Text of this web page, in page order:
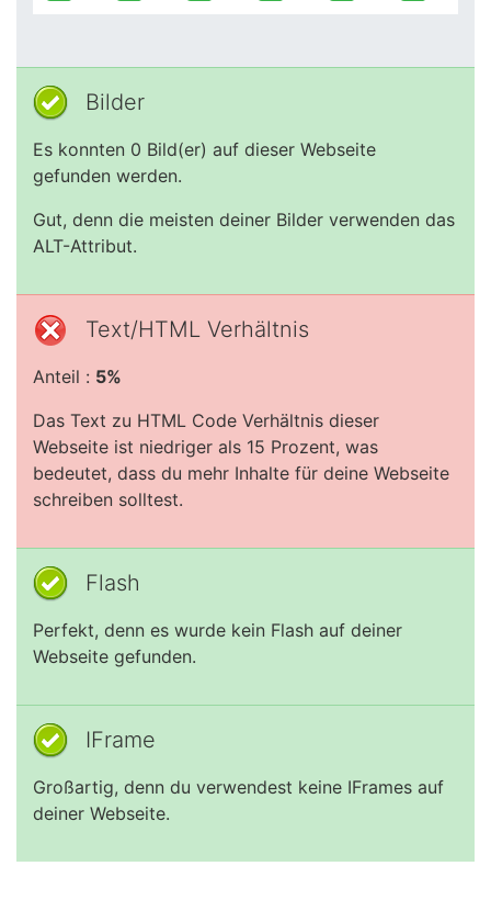
Bilder
Es konnten 0 Bild(er) auf dieser Webseite
gefunden werden.
Gut, denn die meisten deiner Bilder verwenden das
ALT-Attribut.
Text/HTML Verhältnis
Anteil : 5%
Das Text zu HTML Code Verhältnis dieser
Webseite ist niedriger als 15 Prozent, was
bedeutet, dass du mehr Inhalte für deine Webseite
schreiben solltest.
Flash
Perfekt, denn es wurde kein Flash auf deiner
Webseite gefunden.
IFrame
Großartig, denn du verwendest keine IFrames auf
deiner Webseite.